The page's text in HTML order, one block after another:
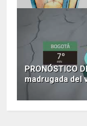
PRONÓSTICO
madrugada del